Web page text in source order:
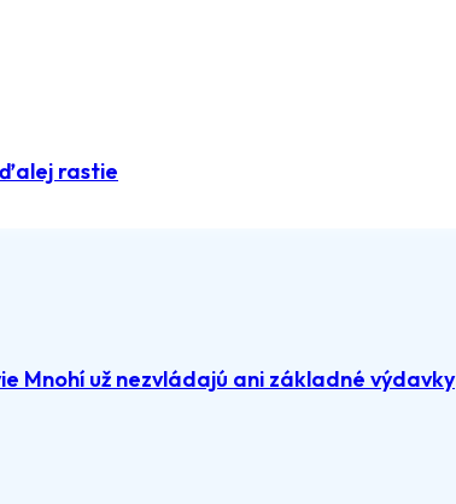
rastie
Mnohí už nezvládajú ani základné výdavky